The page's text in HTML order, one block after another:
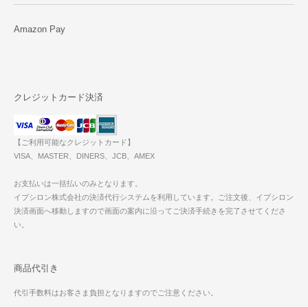
Amazon Pay
クレジットカード決済
【ご利用可能なクレジットカード】
VISA、MASTER、DINERS、JCB、AMEX
お支払いは一括払いのみとなります。
イプシロン株式会社の決済代行システムを利用しています。ご注文後、イプシロン
決済画面へ移動しますので画面の案内に沿ってご決済手続きを完了させてくださ
い。
商品代引き
代引手数料はお客さま負担となりますのでご注意ください。